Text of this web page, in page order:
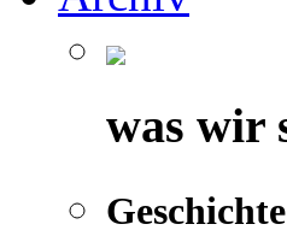
was wir
Geschichte